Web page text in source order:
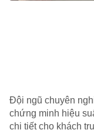
Đội ngũ chuyên
chứng minh hiệu
chi tiết cho khách